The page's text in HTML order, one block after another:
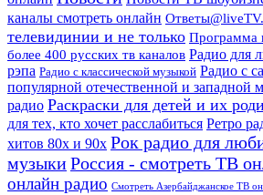
каналы смотреть онлайн
телевидинии и не только Программа
более 400 русских тв каналов Радио для
рэпа Радио с классической музыкой Радио с
популярной отечественной и западной
радио Раскраски для детей и их
для тех, кто хочет расслабиться Ретро
хитов 80х и 90х Рок радио для
музыкиРоссия - смотреть ТВ
онлайн радио Смотреть Азербайджанское ТВ